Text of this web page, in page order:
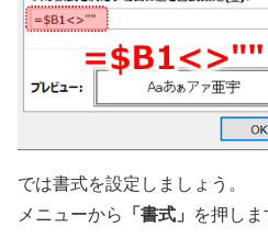
では書式を設定しましょう。
メニューから 「書式」 を押しま